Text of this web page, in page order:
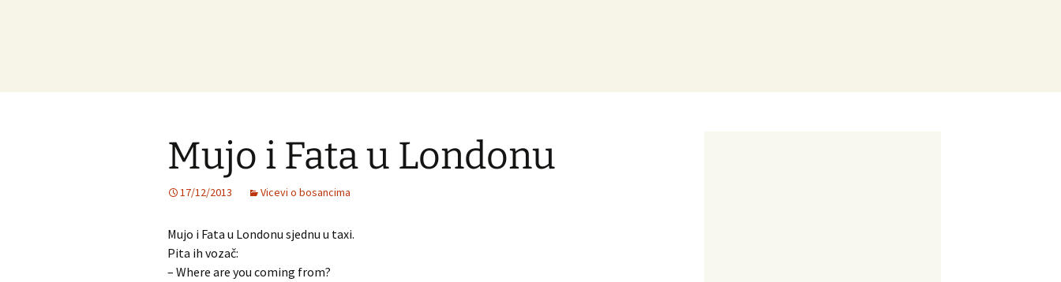
Mujo i Fata u Londonu
17/12/2013 Vicevi o bosancima
Mujo i Fata u Londonu sjednu u taxi.
Pita ih vozač:
– Where are you coming from?